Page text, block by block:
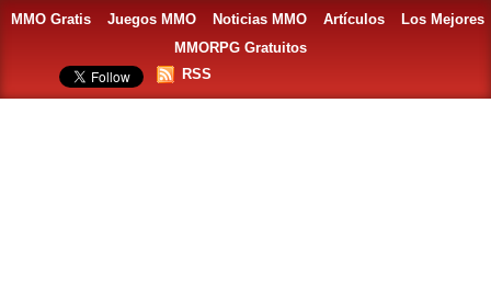
MMO Gratis Juegos MMO Noticias MMO Artículos
Los Mejores
MMORPG Gratuitos
RSS